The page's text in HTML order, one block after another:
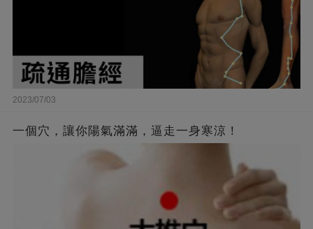
2023/07/03
一個穴，讓你陽氣滿滿，逼走一身寒涼！